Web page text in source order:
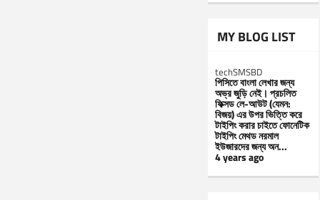
MY BLOG LIST
techSMSBD
পিসিতে বাংলা লেখার জন্য
অভ্র জুড়ি নেই। প্রচলিত
ফিক্সড লে-আউট (যেমন:
বিজয়) এর উপর ভিত্তি করে
টাইপিং করার চাইতে ফোনেটিক
টাইপিং মেথড নরমাল
ইউজারদের জন্য অন...
4 years ago